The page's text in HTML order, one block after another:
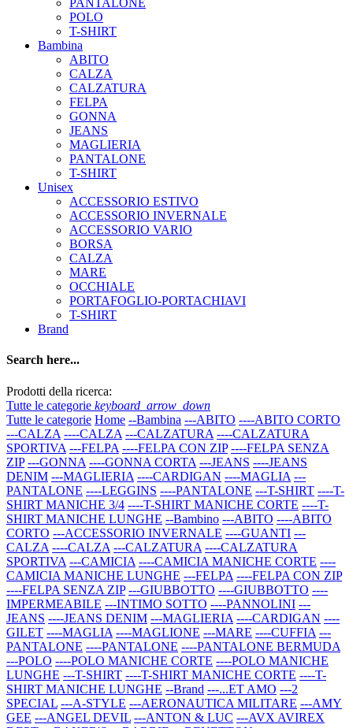
PANTALONE
POLO
T-SHIRT
Bambina
ABITO
CALZA
CALZATURA
FELPA
GONNA
JEANS
MAGLIERIA
PANTALONE
T-SHIRT
Unisex
ACCESSORIO ESTIVO
ACCESSORIO INVERNALE
ACCESSORIO VARIO
BORSA
CALZA
MARE
OCCHIALE
PORTAFOGLIO-PORTACHIAVI
T-SHIRT
Brand
Search here...
Prodotti della ricerca:
Tutte le categorie keyboard_arrow_down
Tutte le categorie Home --Bambina ---ABITO ----ABITO CORTO
---CALZA ----CALZA ---CALZATURA ----CALZATURA
SPORTIVA ---FELPA ----FELPA CON ZIP ----FELPA SENZA
ZIP ---GONNA ----GONNA CORTA ---JEANS ----JEANS
DENIM ---MAGLIERIA ----CARDIGAN ----MAGLIA ---
PANTALONE ----LEGGINS ----PANTALONE ---T-SHIRT ----T-
SHIRT MANICHE 3/4 ----T-SHIRT MANICHE CORTE ----T-
SHIRT MANICHE LUNGHE --Bambino ---ABITO ----ABITO
CORTO ---ACCESSORIO INVERNALE ----GUANTI ---
CALZA ----CALZA ---CALZATURA ----CALZATURA
SPORTIVA ---CAMICIA ----CAMICIA MANICHE CORTE ----
CAMICIA MANICHE LUNGHE ---FELPA ----FELPA CON ZIP
----FELPA SENZA ZIP ---GIUBBOTTO ----GIUBBOTTO ----
IMPERMEABILE ---INTIMO SOTTO ----PANNOLINI ---
JEANS ----JEANS DENIM ---MAGLIERIA ----CARDIGAN ----
GILET ----MAGLIA ----MAGLIONE ---MARE ----CUFFIA ---
PANTALONE ----PANTALONE ----PANTALONE BERMUDA
---POLO ----POLO MANICHE CORTE ----POLO MANICHE
LUNGHE ---T-SHIRT ----T-SHIRT MANICHE CORTE ----T-
SHIRT MANICHE LUNGHE --Brand ---...ET AMO ---2
SPECIAL ---A-STYLE ---AERONAUTICA MILITARE ---AMY
GEE ---ANGEL DEVIL ---ANTON & LUC ---AVX AVIREX